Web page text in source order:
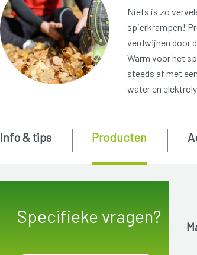
Niets is zo
spierkrampen!
verdwijnen door
Warm voor het
steeds af met
water en
Specifieke vragen?
Info & tips Producten